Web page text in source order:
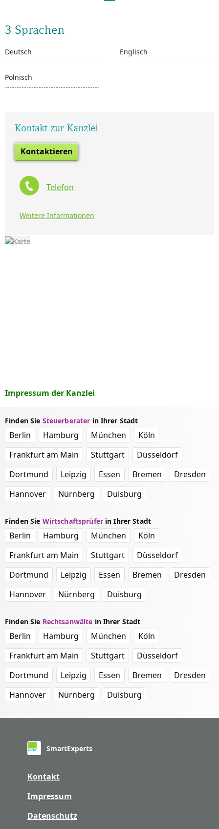
3 Sprachen
Deutsch Englisch
Polnisch
Kontakt zur Kanzlei
Kontaktieren
Telefon
Weitere Informationen
Impressum der Kanzlei
Finden Sie Steuerberater in Ihrer Stadt
Berlin Hamburg München
Köln
Frankfurt am Main
Stuttgart
Düsseldorf
Dortmund
Leipzig Essen Bremen
Dresden
Hannover
Nürnberg Duisburg
Finden Sie Wirtschaftsprüferin Ihrer Stadt
Berlin Hamburg München
Köln
Frankfurt am Main
Stuttgart
Düsseldorf
Dortmund
Leipzig Essen Bremen
Dresden
Hannover
Nürnberg Duisburg
Finden Sie Rechtsanwälte in Ihrer Stadt
Berlin Hamburg München
Köln
Frankfurt am Main
Stuttgart
Düsseldorf
Dortmund
Leipzig Essen Bremen
Dresden
Hannover
Nürnberg Duisburg
SmartExperts
Kontakt
Impressum
Datenschutz